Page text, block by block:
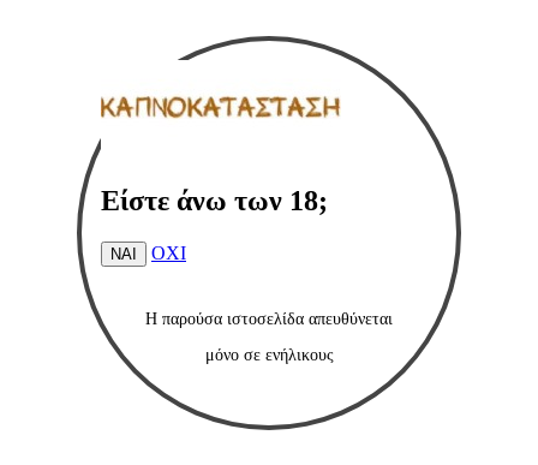
Είστε άνω των 18;
ΝΑΙ ΟΧΙ
Η παρούσα ιστοσελίδα απευθύνεται
μόνο σε ενήλικους